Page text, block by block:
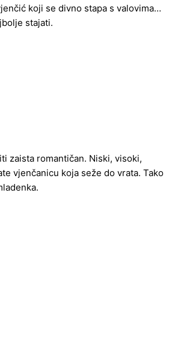
koji se divno stapa s valovima…
stajati.
zaista romantičan. Niski, visoki,
vjenčanicu koja seže do vrata. Tako